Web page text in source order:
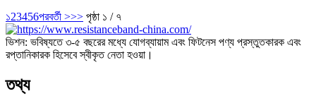
১23456পরবর্তী >>> পৃষ্ঠা ১ / ৭
ভিশন: ভবিষ্যতে ৩-৫ বছরের মধ্যে যোগব্যায়াম এবং ফিটনেস পণ্য প্রস্তুতকারক এবং
রপ্তানিকারক হিসেবে স্বীকৃত নেতা হওয়া।
তথ্য